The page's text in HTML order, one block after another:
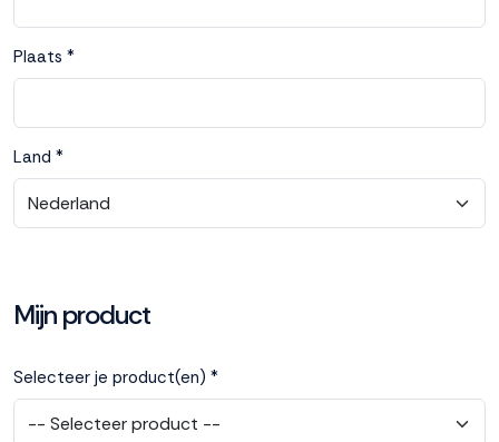
Plaats *
Land *
Mijn product
Selecteer je product(en) *